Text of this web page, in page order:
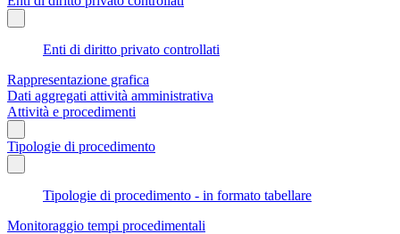
Enti di diritto privato controllati
Rappresentazione grafica
Dati aggregati attività amministrativa
Attività e procedimenti
Tipologie di procedimento
Tipologie di procedimento - in formato tabellare
Monitoraggio tempi procedimentali